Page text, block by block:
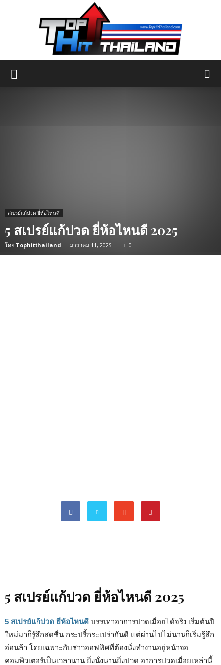
สเปรย์แก้ปวด ยี่ห้อไหนดี
5 สเปรย์แก้ปวด ยี่ห้อไหนดี 2025
โดย Tophitthailand - มกราคม 11, 2025 0
5 สเปรย์แก้ปวด ยี่ห้อไหนดี 2025
5 สเปรย์แก้ปวด ยี่ห้อไหนดี บรรเทาอาการปวดเมื่อยได้จริง เริ่มต้นปี
ใหม่มาก็รู้สึกสดชื่น กระปรี้กระเปร่ากันดี แต่ผ่านไปไม่นานก็เริ่มรู้สึก
อ่อนล้า โดยเฉพาะกับชาวออฟฟิศที่ต้องนั่งทำงานอยู่หน้าจอ
คอมพิวเตอร์เป็นเวลานาน ยิ่งนั่งนานยิ่งปวด อาการปวดเมื่อยเหล่านี้